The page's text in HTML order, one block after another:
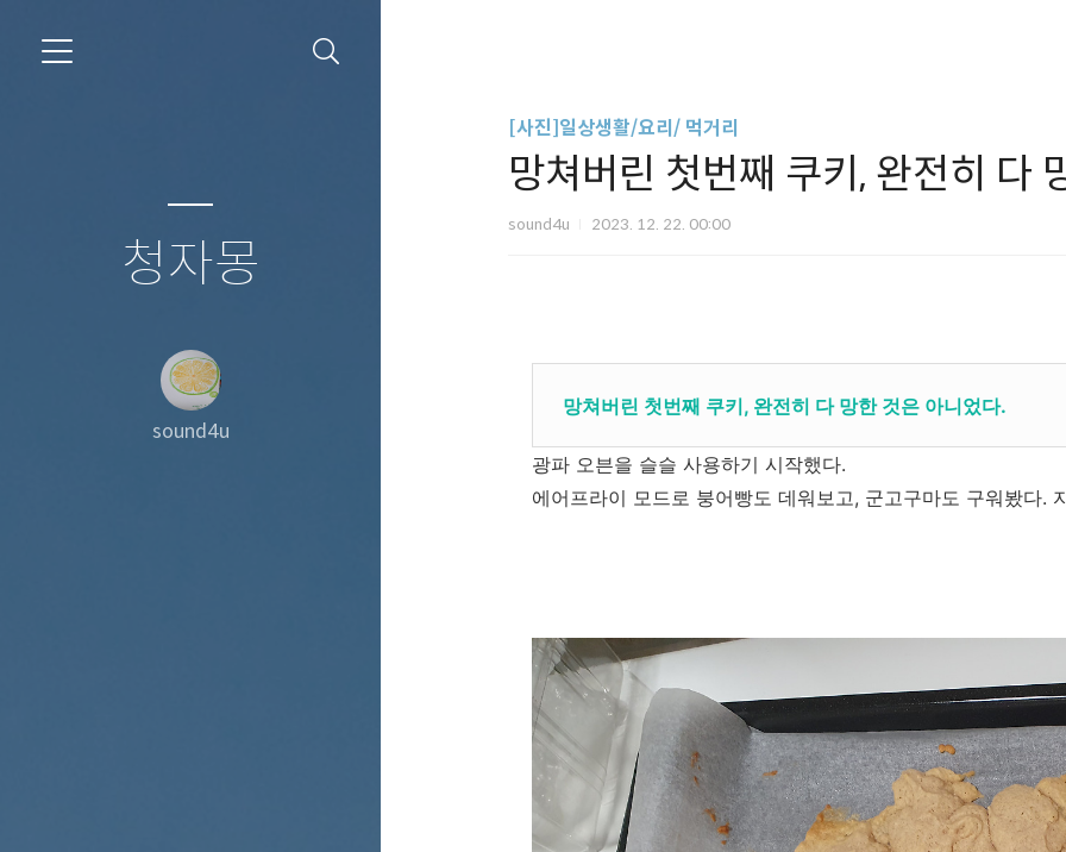
청자몽
sound4u
[사진]일상생활/요리/ 먹거리
망쳐버린 첫번째 쿠키, 완전히 다
sound4u 2023. 12. 22. 00:00
망쳐버린 첫번째 쿠키, 완전히 다 망한 것은 아니었다.
광파 오븐을 슬슬 사용하기 시작했다.
에어프라이 모드로 붕어빵도 데워보고, 군고구마도 구워봤다.